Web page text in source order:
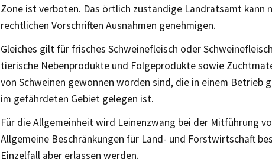
Zone ist verboten. Das örtlich zuständige Landratsamt kann
rechtlichen Vorschriften Ausnahmen genehmigen.
Gleiches gilt für frisches Schweinefleisch oder
tierische Nebenprodukte und Folgeprodukte sowie
von Schweinen gewonnen worden sind, die in einem Betrieb
im gefährdeten Gebiet gelegen ist.
Für die Allgemeinheit wird Leinenzwang bei der Mitführung
Allgemeine Beschränkungen für Land- und Forstwirtschaft
Einzelfall aber erlassen werden.